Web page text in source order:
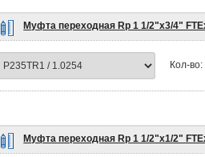
Муфта переходная Rp 1 1/2"х3/4"
Кол-во:
Муфта переходная Rp 1 1/2"х1/2"